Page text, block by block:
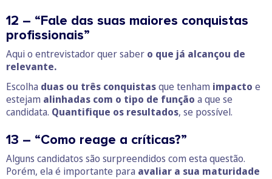
12 – “Fale das suas maiores conquistas
profissionais”
Aqui o entrevistador quer saber o que já alcançou de
relevante.
Escolha duas ou três conquistasque tenham impacto e
estejam alinhadas com o tipo de função a que se
candidata. Quantifique os resultados, se possível.
13 – “Como reage a críticas?”
Alguns candidatos são surpreendidos com esta questão.
Porém, ela é importante para avaliar a sua maturidade